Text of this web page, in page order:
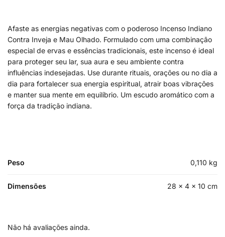
Afaste as energias negativas com o poderoso Incenso Indiano
Contra Inveja e Mau Olhado. Formulado com uma combinação
especial de ervas e essências tradicionais, este incenso é ideal
para proteger seu lar, sua aura e seu ambiente contra
influências indesejadas. Use durante rituais, orações ou no dia a
dia para fortalecer sua energia espiritual, atrair boas vibrações
e manter sua mente em equilíbrio. Um escudo aromático com a
força da tradição indiana.
Peso 0,110 kg
Dimensões 28 × 4 × 10 cm
Não há avaliações ainda.